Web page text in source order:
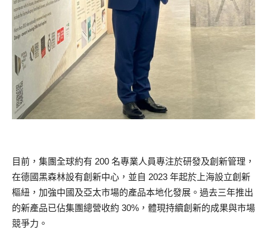
目前，集團全球約有 200 名專業人員專注於研發及創新管理，
在德國黑森林設有創新中心，並自 2023 年起於上海設立創新
樞紐，加強中國及亞太市場的產品本地化發展。過去三年推出
的新產品已佔集團總營收約 30%，體現持續創新的成果與市場
競爭力。